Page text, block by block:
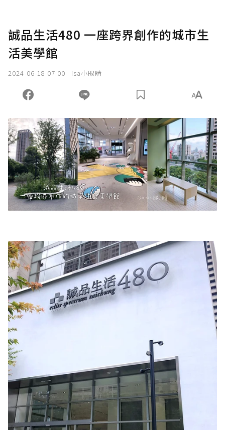
誠品生活480 一座跨界創作的城市生
活美學館
2024-06-18 07:00 isa小眼睛